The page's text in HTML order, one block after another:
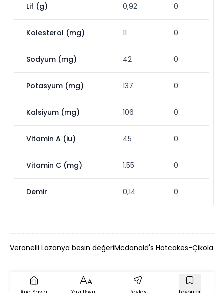
Lif (g) 0,92 0
Kolesterol (mg) 11 0
Sodyum (mg) 42 0
Potasyum (mg) 137 0
Kalsiyum (mg) 106 0
Vitamin A (iu) 45 0
Vitamin C (mg) 1,55 0
Demir 0,14 0
Veronelli Lazanya besin değeriMcdonald's Hotcakes-Çikolata